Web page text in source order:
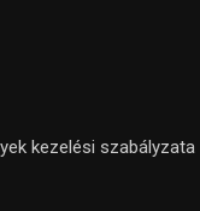
kezelési szabályzata